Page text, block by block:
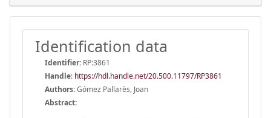
Identification data
Identifier: RP:3861
Handle: https://hdl.handle.net/20.500.11797/RP3861
Authors:Gómez Pallarès, Joan
Abstract: